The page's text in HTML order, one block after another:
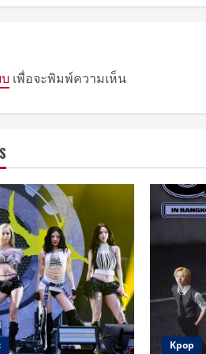
เพื่อจะพิมพ์ความเห็น
Kpop